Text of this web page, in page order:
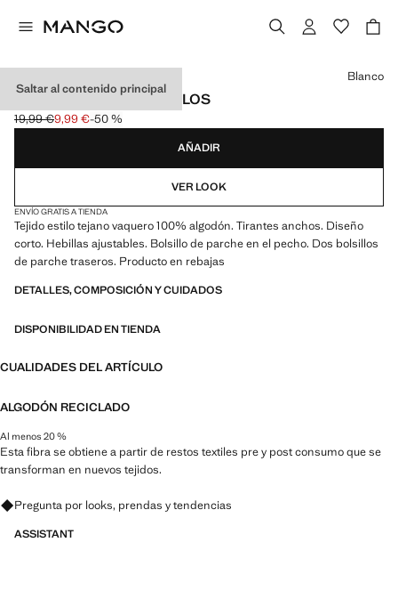
Saltar al contenido principal
PETO VAQUERO BOLSILLOS
Precio inicial tachado [19,99 € ]
19,99 €
Precio actual [9,99 € ]
9,99 €-50 %
Selecciona un color
Blanco
AÑADIR
VER LOOK
ENVÍO GRATIS A TIENDA
Tejido estilo tejano vaquero 100% algodón. Tirantes anchos. Diseño
corto. Hebillas ajustables. Bolsillo de parche en el pecho. Dos bolsillos
de parche traseros. Producto en rebajas
DETALLES, COMPOSICIÓN Y CUIDADOS
DISPONIBILIDAD EN TIENDA
CUALIDADES DEL ARTÍCULO
ALGODÓN RECICLADO
Al menos 20 %
Esta fibra se obtiene a partir de restos textiles pre y post consumo que se
transforman en nuevos tejidos.
Pregunta por looks, prendas y tendencias
ASSISTANT